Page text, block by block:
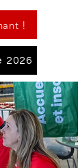
!
2026